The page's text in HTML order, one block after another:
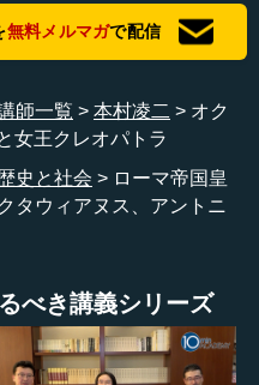
えられました。これまで
にその権限をもらいまし
終身にわたってもらうと
」のかどうかは定かでは
に共和政を信望する人た
する決定的な反感につな
います。もちろん彼には
った役割の人もいたので
無防備なところがあった
のです。
無料メルマガで配信
師一覧 本村凌二
オク
女王クレオパトラ
史と社会
ローマ帝国皇
タウィアヌス、アントニ
べき講義シリーズ